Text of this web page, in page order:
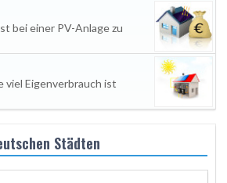
bei einer PV-Anlage zu
viel Eigenverbrauch ist
Städten